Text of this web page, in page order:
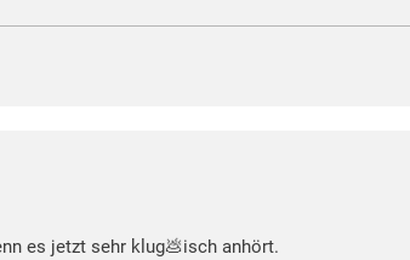
es jetzt sehr klug💩isch anhört.